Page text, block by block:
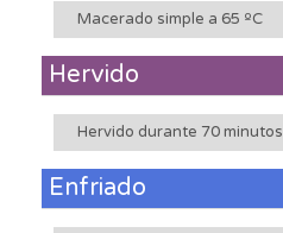
Macerado simple a 65 ºC
Hervido
Hervido durante 70 minutos
Enfriado